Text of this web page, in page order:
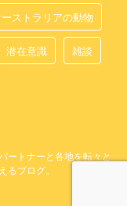
ストラリアの動物
潜在意識 雑談
ートナーと各地を転々と
るブログ。